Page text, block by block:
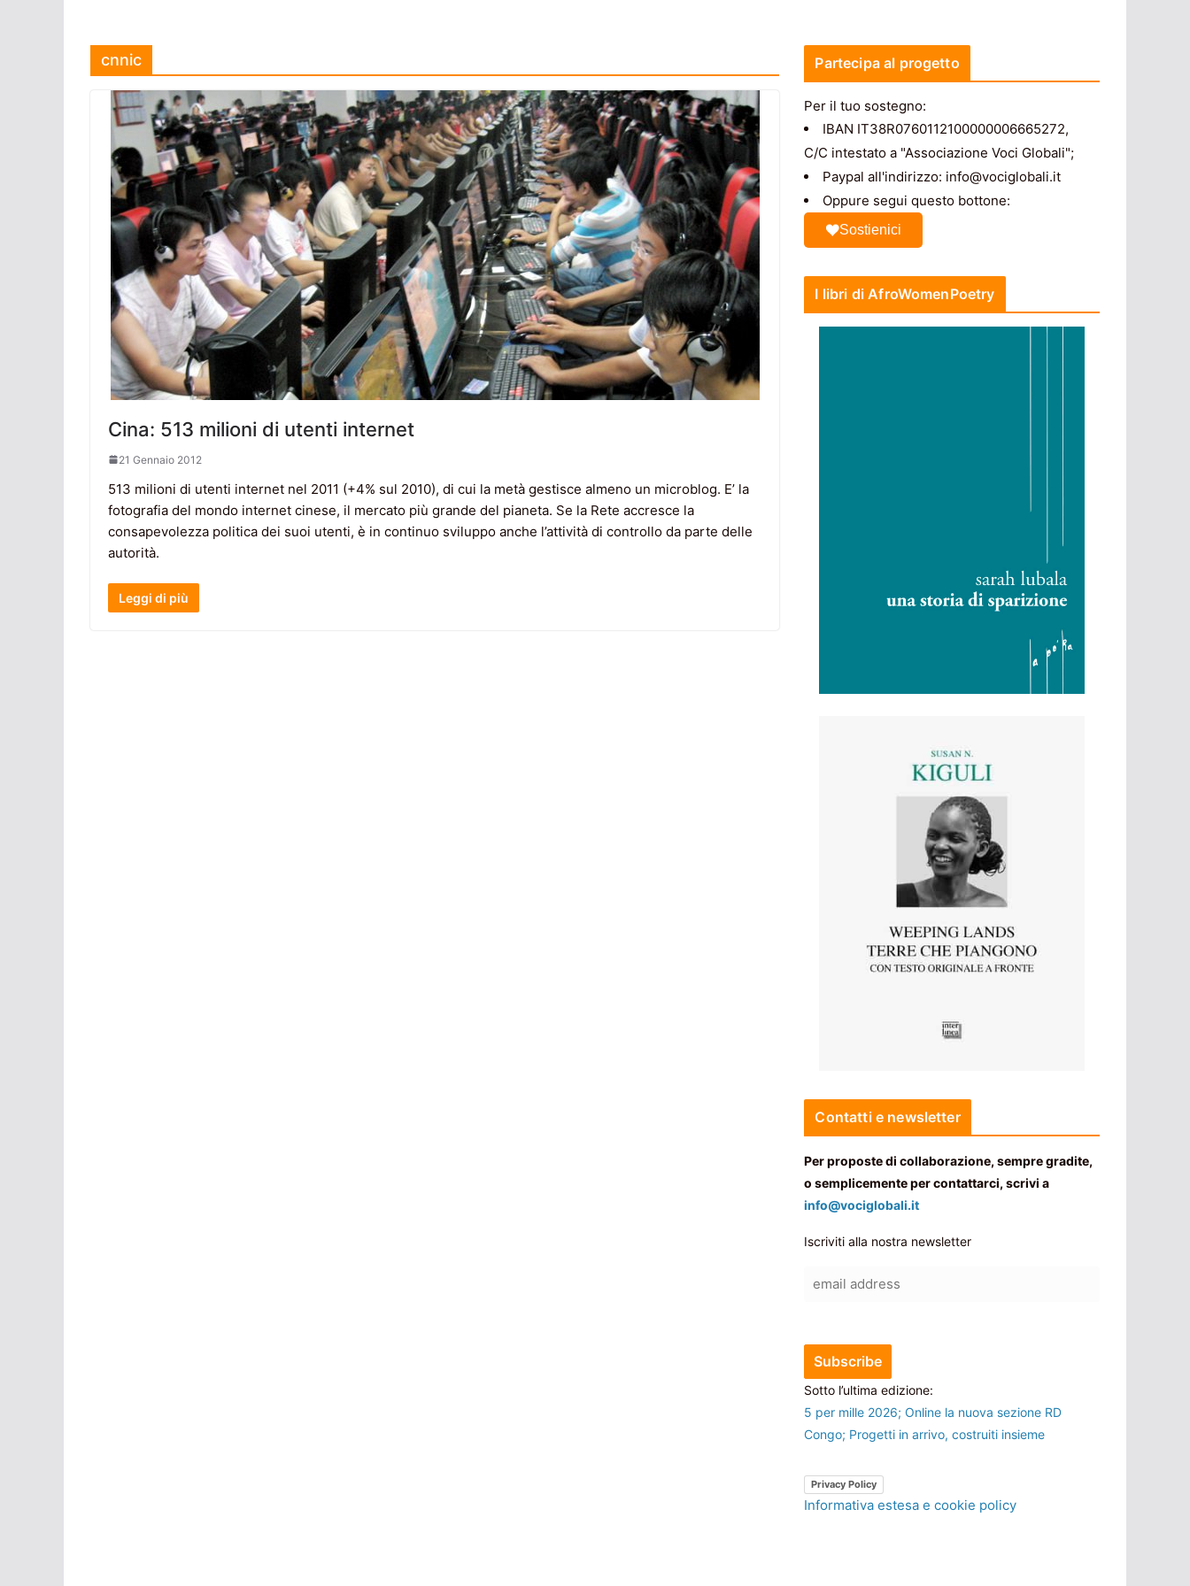
cnnic
Cina: 513 milioni di utenti internet
21 Gennaio 2012
513 milioni di utenti internet nel 2011 (+4% sul 2010), di cui la metà gestisce almeno un microblog. E’ la
fotografia del mondo internet cinese, il mercato più grande del pianeta. Se la Rete accresce la
consapevolezza politica dei suoi utenti, è in continuo sviluppo anche l’attività di controllo da parte delle
autorità.
Leggi di più
Partecipa al progetto
Per il tuo sostegno:
IBAN IT38R0760112100000006665272,
C/C intestato a "Associazione Voci Globali";
Paypal all'indirizzo: info@vociglobali.it
Oppure segui questo bottone:
Sostienici
I libri di AfroWomenPoetry
Contatti e newsletter
Per proposte di collaborazione, sempre gradite,
o semplicemente per contattarci, scrivi a
info@vociglobali.it
Iscriviti alla nostra newsletter
Sotto l’ultima edizione:
5 per mille 2026; Online la nuova sezione RD
Congo; Progetti in arrivo, costruiti insieme
Privacy Policy
Informativa estesa e cookie policy